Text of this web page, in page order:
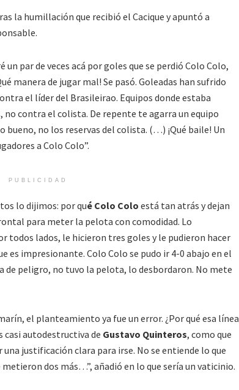
la humillación que recibió el Cacique y apuntó a
par de veces acá por goles que se perdió Colo Colo,
manera de jugar mal! Se pasó. Goleadas han sufrido
el líder del Brasileirao. Equipos donde estaba
contra el colista. De repente te agarra un equipo
bueno, no los reservas del colista. (…) ¡Qué baile! Un
a Colo Colo”.
PUBLICIDAD
lo dijimos: por qué Colo Colo está tan atrás y dejan
para meter la pelota con comodidad. Lo
todos lados, le hicieron tres goles y le pudieron hacer
es impresionante. Colo Colo se pudo ir 4-0 abajo en el
de peligro, no tuvo la pelota, lo desbordaron. No mete
el planteamiento ya fue un error. ¿Por qué esa línea
casi autodestructiva de Gustavo Quinteros, como que
justificación clara para irse. No se entiende lo que
dos más…”, añadió en lo que sería un vaticinio.